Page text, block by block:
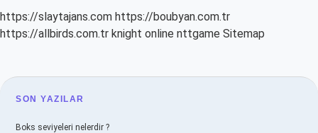
https://slaytajans.com https://boubyan.com.tr
https://allbirds.com.tr knight online nttgame Sitemap
SIDEBAR
SON YAZILAR
Boks seviyeleri nelerdir ?